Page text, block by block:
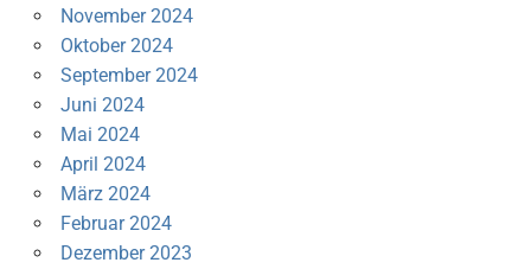
November 2024
Oktober 2024
September 2024
Juni 2024
Mai 2024
April 2024
März 2024
Februar 2024
Dezember 2023